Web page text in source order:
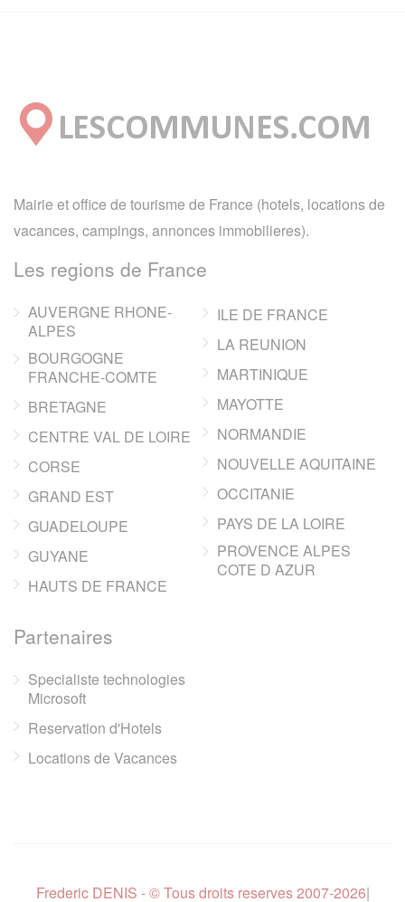
Mairie et office de tourisme de France (hotels, locations de
vacances, campings, annonces immobilieres).
Les regions de France
AUVERGNE RHONE-
ALPES
BOURGOGNE
FRANCHE-COMTE
BRETAGNE
CENTRE VAL DE LOIRE
CORSE
GRAND EST
GUADELOUPE
GUYANE
HAUTS DE FRANCE
ILE DE FRANCE
LA REUNION
MARTINIQUE
MAYOTTE
NORMANDIE
NOUVELLE AQUITAINE
OCCITANIE
PAYS DE LA LOIRE
PROVENCE ALPES
COTE D AZUR
Partenaires
Specialiste technologies
Microsoft
Reservation d'Hotels
Locations de Vacances
Frederic DENIS - © Tous droits reserves 2007-2026|